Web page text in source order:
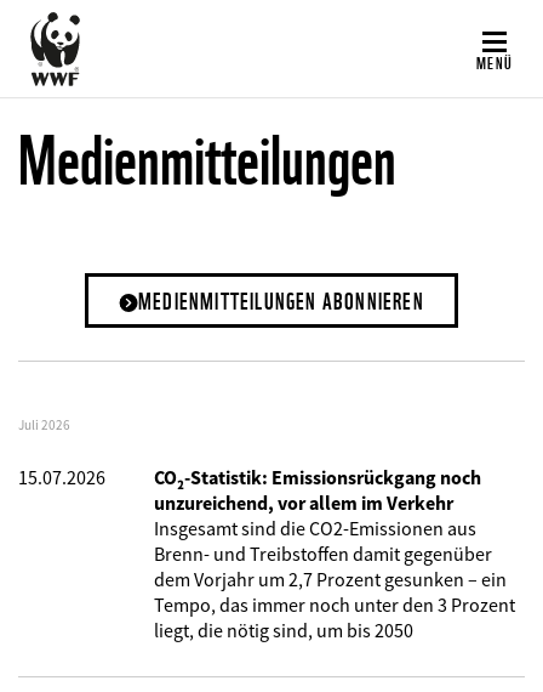
Direkt
zum
Inhalt
MENÜ
Medienmitteilungen
MEDIENMITTEILUNGEN ABONNIEREN
Juli 2026
15.07.2026
CO₂-Statistik: Emissionsrückgang noch
unzureichend, vor allem im Verkehr
Insgesamt sind die CO2-Emissionen aus
Brenn- und Treibstoffen damit gegenüber
dem Vorjahr um 2,7 Prozent gesunken – ein
Tempo, das immer noch unter den 3 Prozent
liegt, die nötig sind, um bis 2050